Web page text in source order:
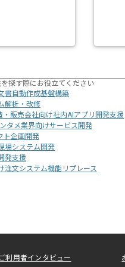
探す際にお役立てください
書自動作成基盤構築
解析・改修
・販売会社向け社内AIアプリ開発支援
タメ業界向けサービス開発
ト企画開発
場システム開発
発支援
注文システム機能リプレース
ご利用者インタビュー